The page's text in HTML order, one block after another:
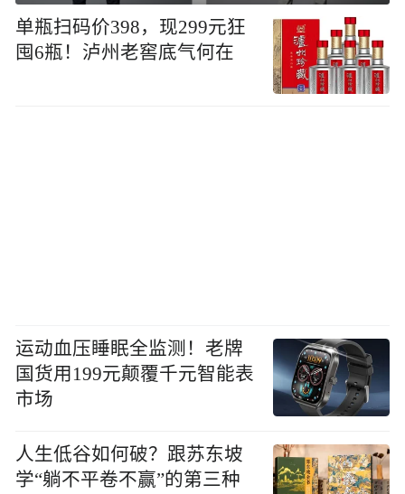
单瓶扫码价398，现299元狂
囤6瓶！泸州老窖底气何在
运动血压睡眠全监测！老牌
国货用199元颠覆千元智能表
市场
人生低谷如何破？跟苏东坡
学“躺不平卷不赢”的第三种